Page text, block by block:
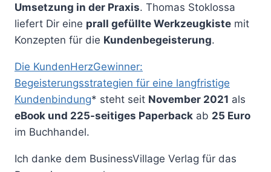
Umsetzung in der Praxis. Thomas Stoklossa
liefert Dir eine prall gefüllte Werkzeugkiste mit
Konzepten für die Kundenbegeisterung.
Die KundenHerzGewinner:
Begeisterungsstrategien für eine langfristige
Kundenbindung* steht seit November 2021 als
eBook und 225-seitiges Paperback ab 25 Euro
im Buchhandel.
Ich danke dem BusinessVillage Verlag für das